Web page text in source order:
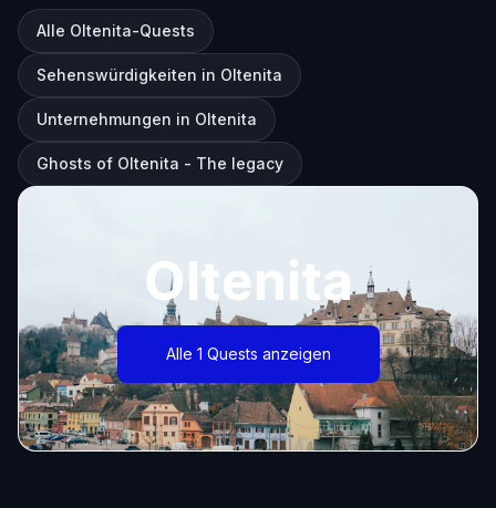
Alle Oltenita-Quests
Sehenswürdigkeiten in Oltenita
Unternehmungen in Oltenita
Ghosts of Oltenita - The legacy
Oltenita
Alle 1 Quests anzeigen